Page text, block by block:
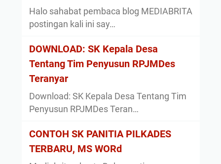
Halo sahabat pembaca blog MEDIABRITA
postingan kali ini say…
DOWNLOAD: SK Kepala Desa
Tentang Tim Penyusun RPJMDes
Teranyar
Download: SK Kepala Desa Tentang Tim
Penyusun RPJMDes Teran…
CONTOH SK PANITIA PILKADES
TERBARU, MS WORd